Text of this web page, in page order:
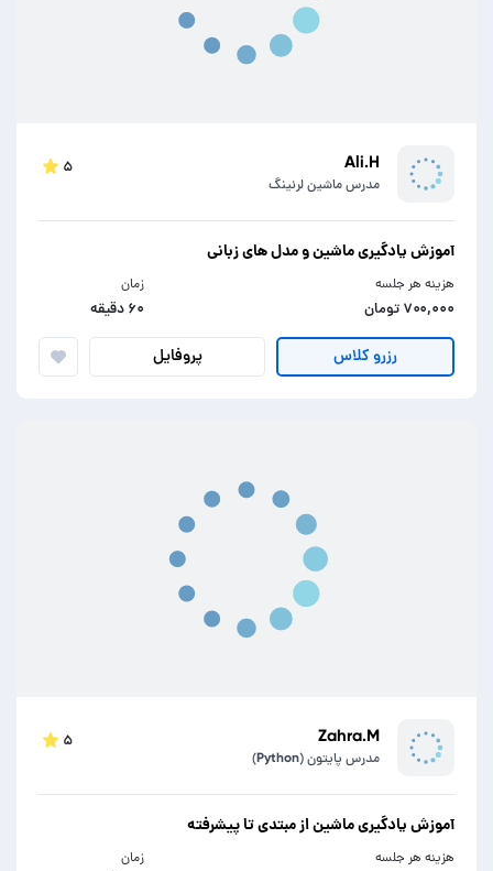
Ali.H
مدرس ماشین لرنینگ
۵
آموزش یادگیری ماشین و مدل های زبانی
هزینه هر جلسه
۷۰۰,۰۰۰ تومان
زمان
۶۰ دقیقه
رزرو کلاس پروفایل
Zahra.M
مدرس پایتون (Python)
۵
آموزش یادگیری ماشین از مبتدی تا پیشرفته
هزینه هر جلسه زمان